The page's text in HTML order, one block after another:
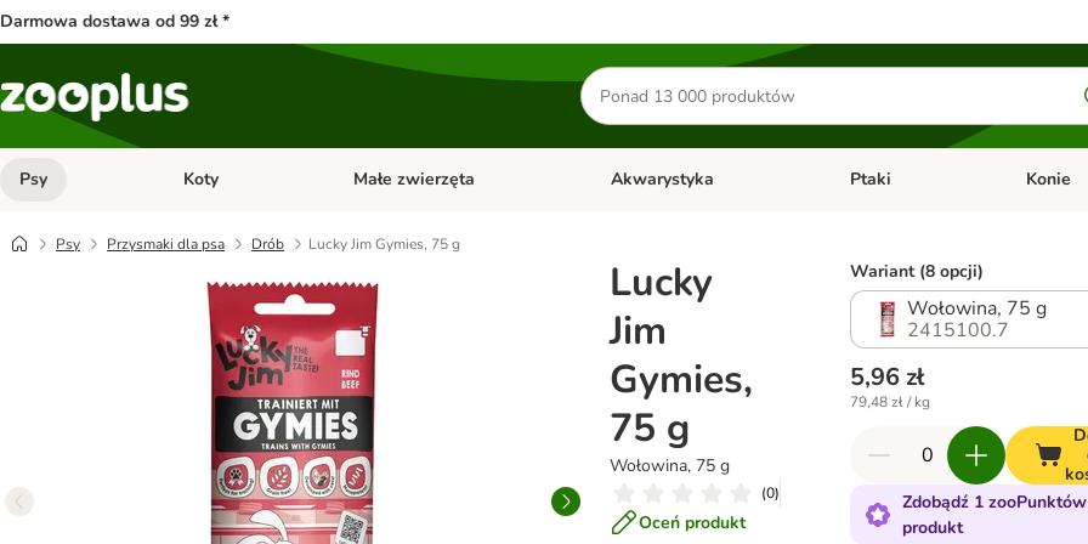
Darmowa dostawa od 99 zł *
Szukaj
produktów
Psy Otwórz menu kategorii: Psy
Koty Otwórz menu kategorii: Koty
Małe zwierzęta Otwórz menu kategorii: Małe zwierzęta
Akwarystyka Otwórz menu kategorii:
Ptaki Otwórz
Konie
Psy Przysmaki dla psa Drób Lucky Jim Gymies, 75 g
Lucky
Jim
Gymies,
75 g
Wołowina, 75 g
(0)
Oceń produkt
Wariant (8 opcji)
Wołowina, 75 g
2415100.7
5,96 zł
79,48 zł / kg
Zdobądź 1
produkt